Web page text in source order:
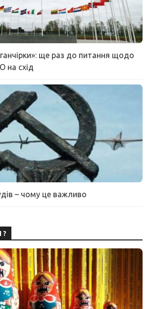
ще раз до питання щодо
на схід
– чому це важливо
?